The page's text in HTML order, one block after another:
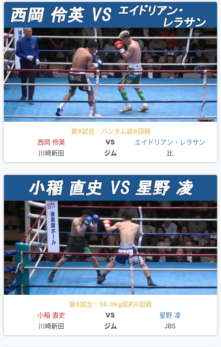
第9試合｜バンタム級8回戦
西岡 伶英
VS
エイドリアン・レラサン
川崎新田
ジム 比
第8試合｜56.0kg契約6回戦
小稲 直史
VS
星野 凌
川崎新田
ジム JBS